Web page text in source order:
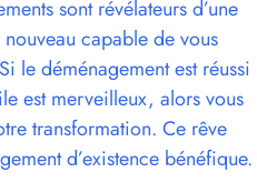
sont révélateurs d’une
capable de vous
le déménagement est réussi
est merveilleux, alors vous
transformation. Ce rêve
d’existence bénéfique.